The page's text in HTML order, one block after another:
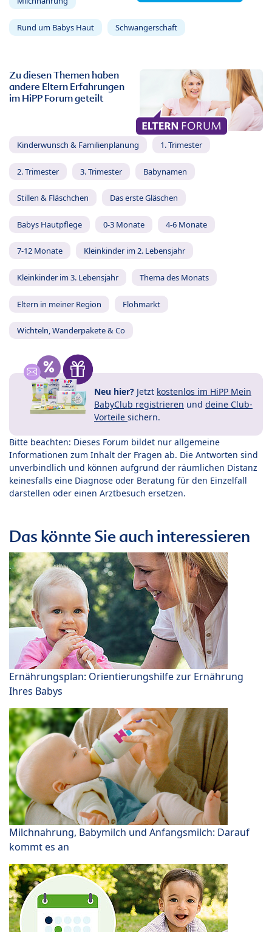
Rund um Babys Haut Schwangerschaft
Zu diesen Themen haben
andere Eltern Erfahrungen
im HiPP Forum geteilt
Kinderwunsch & Familienplanung 1. Trimester
2. Trimester 3. Trimester Babynamen
Stillen & Fläschchen Das erste Gläschen
Babys Hautpflege 0-3 Monate 4-6 Monate
7-12 Monate Kleinkinder im 2. Lebensjahr
Kleinkinder im 3. Lebensjahr Thema des Monats
Eltern in meiner Region Flohmarkt
Wichteln, Wanderpakete & Co
Neu hier? Jetzt kostenlos im HiPP Mein
BabyClub registrieren und deine Club-
Vorteile sichern.
Bitte beachten: Dieses Forum bildet nur allgemeine
Informationen zum Inhalt der Fragen ab. Die Antworten sind
unverbindlich und können aufgrund der räumlichen Distanz
keinesfalls eine Diagnose oder Beratung für den Einzelfall
darstellen oder einen Arztbesuch ersetzen.
Das könnte Sie auch interessieren
Ernährungsplan: Orientierungshilfe zur Ernährung
Ihres Babys
Milchnahrung, Babymilch und Anfangsmilch: Darauf
kommt es an